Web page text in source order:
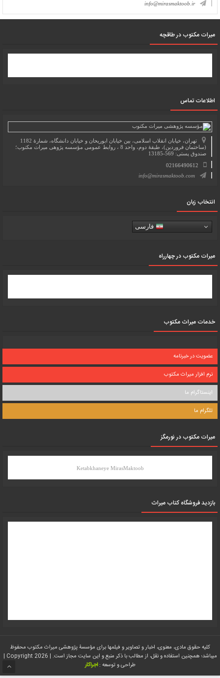
info@mirasmaktoob.ir
میرات مکتوب در طاقچه
اطلاعات تماس
تهران، خیابان انقلاب اسلامی، بین خیابان ابوریحان و خیابان دانشگاه، شمارۀ 1182
(ساختمان فروردین)، طبقۀ دوم، واحد 8 ، روابط عمومی مؤسسه پژوهی میراث مکتوب؛
صندوق پستی: 569-13185
02166490612
info@mirasmaktoob.com
انتخاب زبان
فارسی
میرات مکتوب در چهارراه
خدمات میراث مکتوب
عضویت در خبرنامه
نرم افزار میراث مکتوب
اینستاگرام ما
تلگرام ما
میرات مکتوب در نورمگز
Ketabkhaneye MirasMaktoob
بازدید فروشگاه کتاب میراث
کلیه حقوق مادی، معنوی، اخبار و تصاویر و فیلمها برای مؤسسۀ پژوهشی میراث مکتوب محفوظ
میباشد؛ همچنین استفاده و نقل، از مطالب با ذکر منبع و این سایت مجاز است. | Copyright 2026 |
طراحی و توسعه : اجراکار